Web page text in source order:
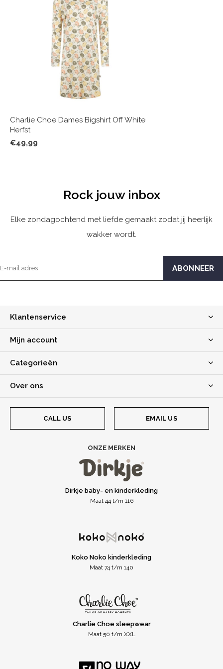
Charlie Choe Dames Bigshirt Off White
Herfst
€49,99
Rock jouw inbox
Elke zondagochtend met liefde gemaakt zodat jij heerlijk
wakker wordt.
Klantenservice
Mijn account
Categorieën
Over ons
CALL US EMAIL US
ONZE MERKEN
Dirkje baby- en kinderkleding
Maat 44 t/m 116
Koko Noko kinderkleding
Maat 74 t/m 140
Charlie Choe sleepwear
Maat 50 t/m XXL